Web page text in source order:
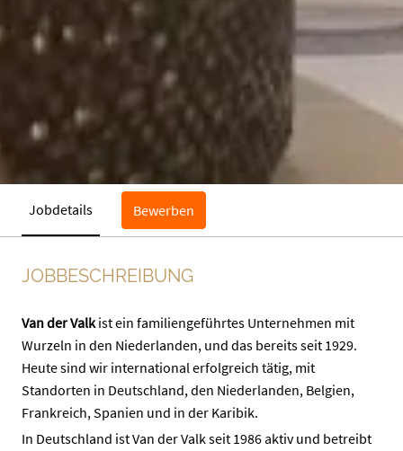
Jobdetails Bewerben
JOBBESCHREIBUNG
Van der Valkist ein familiengeführtes Unternehmen mit
Wurzeln in den Niederlanden, und das bereits seit 1929.
Heute sind wir international erfolgreich tätig, mit
Standorten in Deutschland, den Niederlanden, Belgien,
Frankreich, Spanien und in der Karibik.
In Deutschland ist Van der Valk seit 1986 aktiv und betreibt